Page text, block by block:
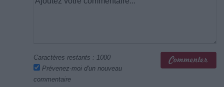
Caractères restants : 1000
Prévenez-moi d'un nouveau
commentaire